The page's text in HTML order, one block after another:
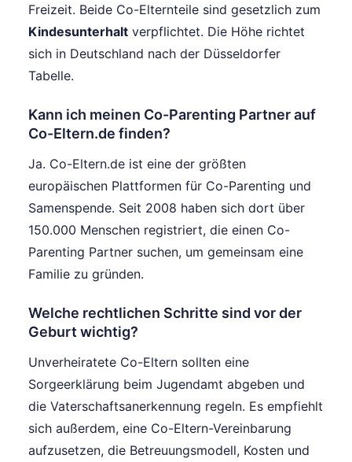
Freizeit. Beide Co-Elternteile sind gesetzlich zum
Kindesunterhalt verpflichtet. Die Höhe richtet
sich in Deutschland nach der Düsseldorfer
Tabelle.
Kann ich meinen Co-Parenting Partner auf
Co-Eltern.de finden?
Ja. Co-Eltern.de ist eine der größten
europäischen Plattformen für Co-Parenting und
Samenspende. Seit 2008 haben sich dort über
150.000 Menschen registriert, die einen Co-
Parenting Partner suchen, um gemeinsam eine
Familie zu gründen.
Welche rechtlichen Schritte sind vor der
Geburt wichtig?
Unverheiratete Co-Eltern sollten eine
Sorgeerklärung beim Jugendamt abgeben und
die Vaterschaftsanerkennung regeln. Es empfiehlt
sich außerdem, eine Co-Eltern-Vereinbarung
aufzusetzen, die Betreuungsmodell, Kosten und